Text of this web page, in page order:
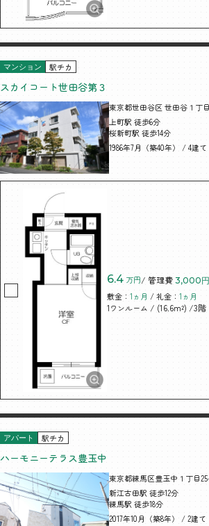
マンション 駅チカ
スカイコート世田谷第３
東京都世田谷区 世田谷１丁
上町駅 徒歩6分
桜新町駅 徒歩14分
1986年7月（築40年） / 4建て
6.4 万円/ 管理費 3,000円
敷金：1ヵ月 / 礼金：1ヵ月
1ワンルーム / (16.6m²) /3階
アパート 駅チカ
ハーモニーテラス豊玉中
東京都練馬区豊玉中１丁目
新江古田駅 徒歩12分
練馬駅 徒歩18分
2017年10月（築8年） / 2建て